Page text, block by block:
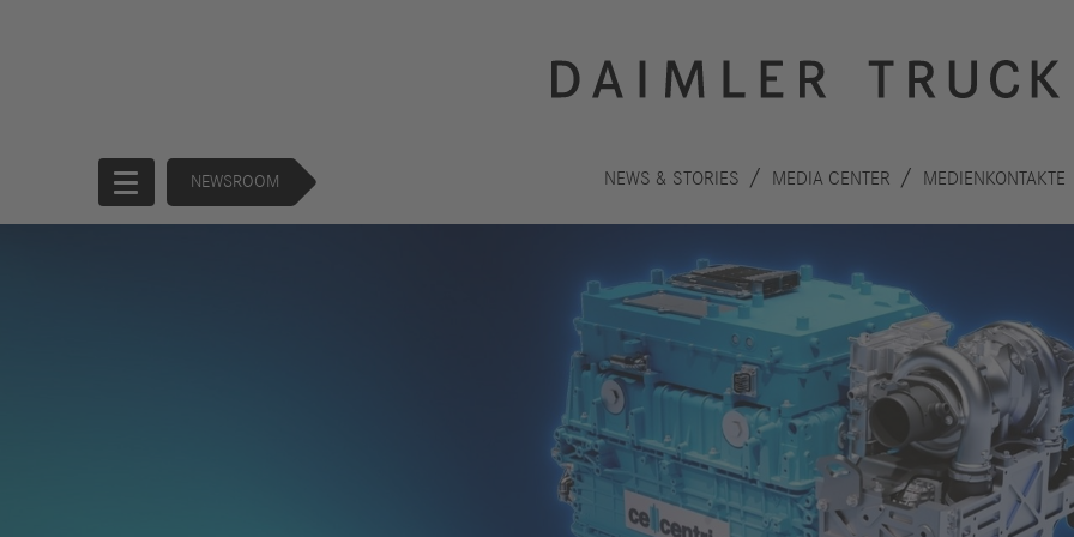
NEWSROOM NEWS & STORIES MEDIA CENTER MEDIENKONTAKTE
Innovation
Antriebe
Sicherheit
Autonomes
Nachhaltigkeit
Planet
Menschen
Performance